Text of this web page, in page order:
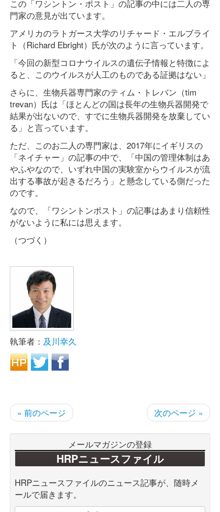
この「ワシントン・ポスト」の記事の中には二人の専
門家の意見が出ています。
アメリカのラトガース大学のリチャード・エルブライ
ト（Richard Ebright）氏が次のように言っています。
「今回の新型コロナウイルスの遺伝子情報と特徴によ
ると、このウイルスが人工のものである証拠はない」
さらに、生物兵器専門家のティム・トレバン（tim
trevan）氏は「ほとんどの国は長年の生物兵器開発で
結果が出ないので、すでに生物兵器開発を放棄してい
る」と言っています。
ただ、このお二人の専門家は、2017年にイギリスの
「ネイチャー」の記事の中で、「中国の管理体制はあ
やふやなので、いずれ中国の実験室からウイルスが流
出する事故が起きるだろう」と懸念している側だった
のです。
なので、「ワシントンポスト」の記事はあまり信頼性
がないように私には思えます。
（つづく）
執筆者： 及川幸久
« 前のページ 次のページ »
メールマガジンの登録
HRPニュースファイル
HRPニュースファイルのニュース記事が、随時メ
ールで届きます。